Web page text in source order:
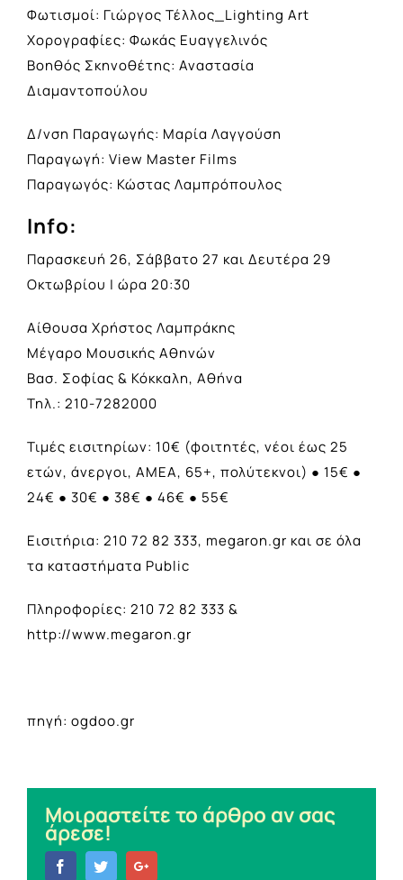
Φωτισμοί: Γιώργος Τέλλος_Lighting Art
Χορογραφίες: Φωκάς Ευαγγελινός
Βοηθός Σκηνοθέτης: Αναστασία
Διαμαντοπούλου
Δ/νση Παραγωγής: Μαρία Λαγγούση
Παραγωγή: View Master Films
Παραγωγός: Κώστας Λαμπρόπουλος
Info:
Παρασκευή 26, Σάββατο 27 και Δευτέρα 29
Οκτωβρίου | ώρα 20:30
Αίθουσα Χρήστος Λαμπράκης
Μέγαρο Μουσικής Αθηνών
Βασ. Σοφίας & Κόκκαλη, Αθήνα
Τηλ.: 210-7282000
Τιμές εισιτηρίων: 10€ (φοιτητές, νέοι έως 25
ετών, άνεργοι, ΑΜΕΑ, 65+, πολύτεκνοι) ● 15€ ●
24€ ● 30€ ● 38€ ● 46€ ● 55€
Εισιτήρια: 210 72 82 333, megaron.gr και σε όλα
τα καταστήματα Public
Πληροφορίες: 210 72 82 333 &
http://www.megaron.gr
πηγή: ogdoo.gr
Μοιραστείτε το άρθρο αν σας
άρεσε!
FacebookTwitter